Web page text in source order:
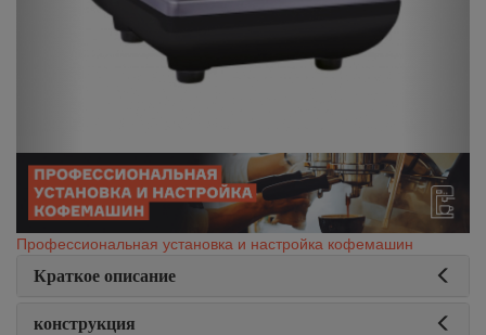
Профессиональная установка и настройка кофемашин
Краткое описание
конструкция